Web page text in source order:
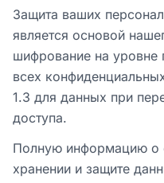
Защита ваших
является основой
шифрование на уровне
всех
1.3 для данных при
доступа.
Полную информацию о
хранении и защите